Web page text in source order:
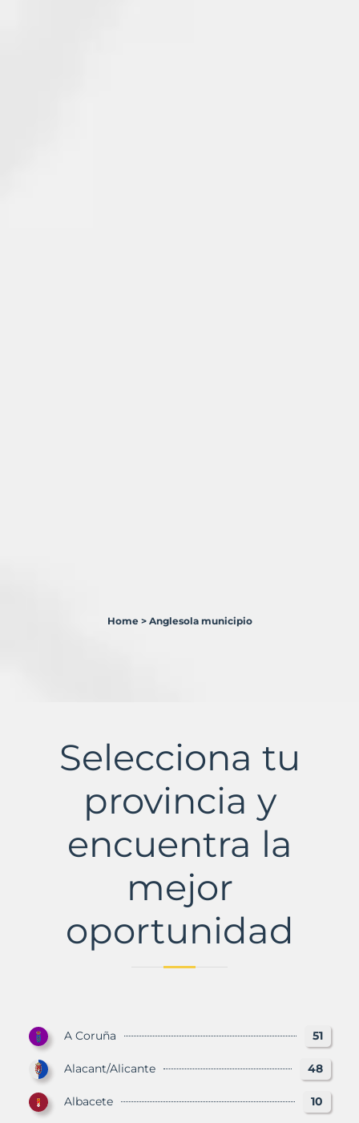
Murbalands
Home > Anglesola municipio
Selecciona tu
provincia y
encuentra la
mejor
oportunidad
A Coruña 51
Alacant/Alicante 48
Albacete 10